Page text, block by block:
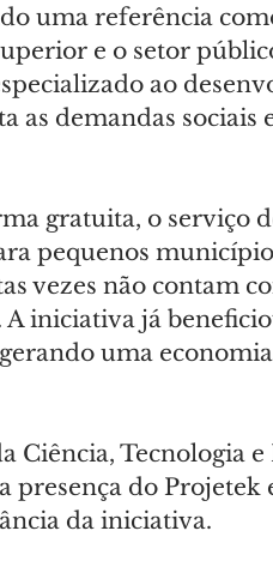
uma referência
e o setor
ao
as demandas sociais
gratuita, o serviço
pequenos
vezes não contam
A iniciativa já
uma
Ciência, Tecnologia
presença do Projetek
da iniciativa.